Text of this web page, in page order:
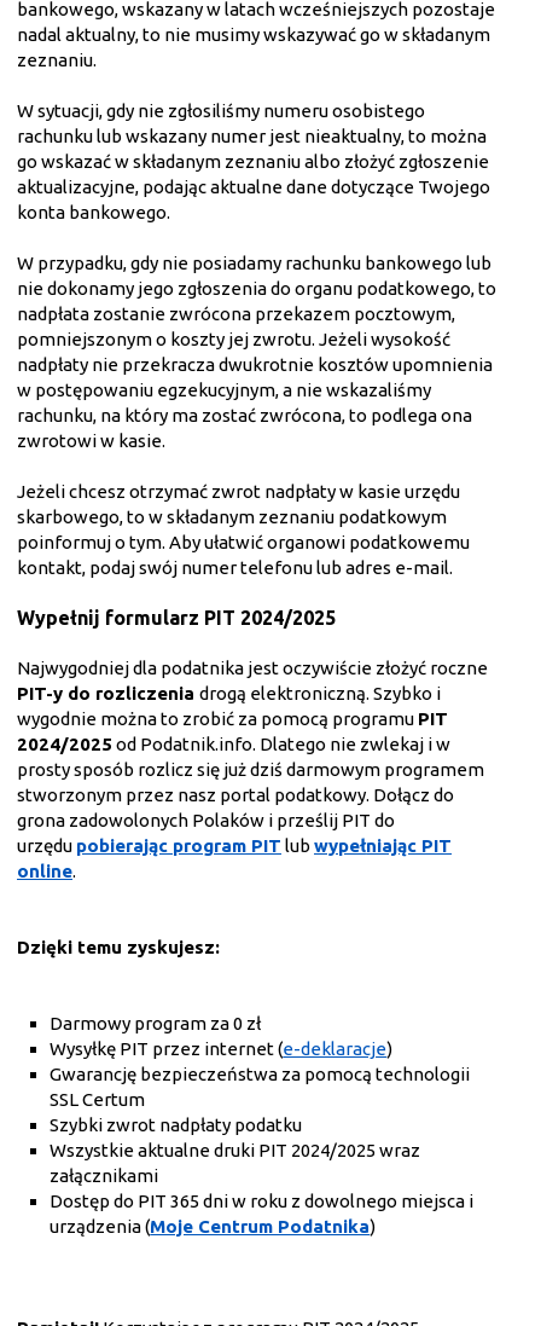
bankowego, wskazany w latach wcześniejszych pozostaje
nadal aktualny, to nie musimy wskazywać go w składanym
zeznaniu.
W sytuacji, gdy nie zgłosiliśmy numeru osobistego
rachunku lub wskazany numer jest nieaktualny, to można
go wskazać w składanym zeznaniu albo złożyć zgłoszenie
aktualizacyjne, podając aktualne dane dotyczące Twojego
konta bankowego.
W przypadku, gdy nie posiadamy rachunku bankowego lub
nie dokonamy jego zgłoszenia do organu podatkowego, to
nadpłata zostanie zwrócona przekazem pocztowym,
pomniejszonym o koszty jej zwrotu. Jeżeli wysokość
nadpłaty nie przekracza dwukrotnie kosztów upomnienia
w postępowaniu egzekucyjnym, a nie wskazaliśmy
rachunku, na który ma zostać zwrócona, to podlega ona
zwrotowi w kasie.
Jeżeli chcesz otrzymać zwrot nadpłaty w kasie urzędu
skarbowego, to w składanym zeznaniu podatkowym
poinformuj o tym. Aby ułatwić organowi podatkowemu
kontakt, podaj swój numer telefonu lub adres e-mail.
Wypełnij formularz PIT 2024/2025
Najwygodniej dla podatnika jest oczywiście złożyć roczne
PIT-y do rozliczenia drogą elektroniczną. Szybko i
wygodnie można to zrobić za pomocą programu PIT
2024/2025 od Podatnik.info. Dlatego nie zwlekaj i w
prosty sposób rozlicz się już dziś darmowym programem
stworzonym przez nasz portal podatkowy. Dołącz do
grona zadowolonych Polaków i prześlij PIT do
urzędu pobierając program PIT lub wypełniając PIT
online.
Dzięki temu zyskujesz:
Darmowy program za 0 zł
Wysyłkę PIT przez internet (e-deklaracje)
Gwarancję bezpieczeństwa za pomocą technologii
SSL Certum
Szybki zwrot nadpłaty podatku
Wszystkie aktualne druki PIT 2024/2025 wraz
załącznikami
Dostęp do PIT 365 dni w roku z dowolnego miejsca i
urządzenia (Moje Centrum Podatnika)